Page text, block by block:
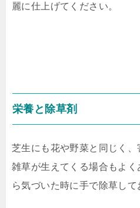
麗に仕上げてください。
栄養と除草剤
芝生にも花や野菜と同じく
雑草が生えてくる場合もよ
ら気づいた時に手で除草して